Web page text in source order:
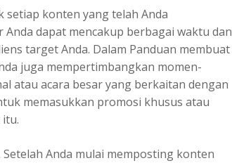
konten yang telah Anda
dapat mencakup berbagai waktu dan
target Anda. Dalam Panduan membuat
juga mempertimbangkan momen-
atau acara besar yang berkaitan dengan
memasukkan promosi khusus atau
Anda mulai memposting konten